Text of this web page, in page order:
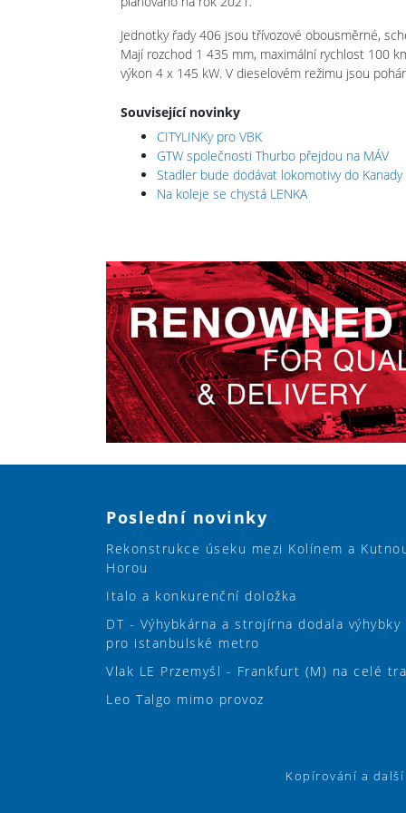
Jednotky řady 406 jsou třívozové obousměrné,
Mají rozchod 1 435 mm, maximální rychlost 100
výkon 4 x 145 kW. V dieselovém režimu jsou
Související novinky
CITYLINKy pro VBK
GTW společnosti Thurbo přejdou na MÁV
Stadler bude dodávat lokomotivy do Kanady
Na koleje se chystá LENKA
Poslední novinky
Rekonstrukce úseku mezi Kolínem a
Horou
Italo a konkurenční doložka
DT - Výhybkárna a strojírna dodala výhybky
pro istanbulské metro
Vlak LE Przemyśl - Frankfurt (M) na celé
Leo Talgo mimo provoz
Kopírování a